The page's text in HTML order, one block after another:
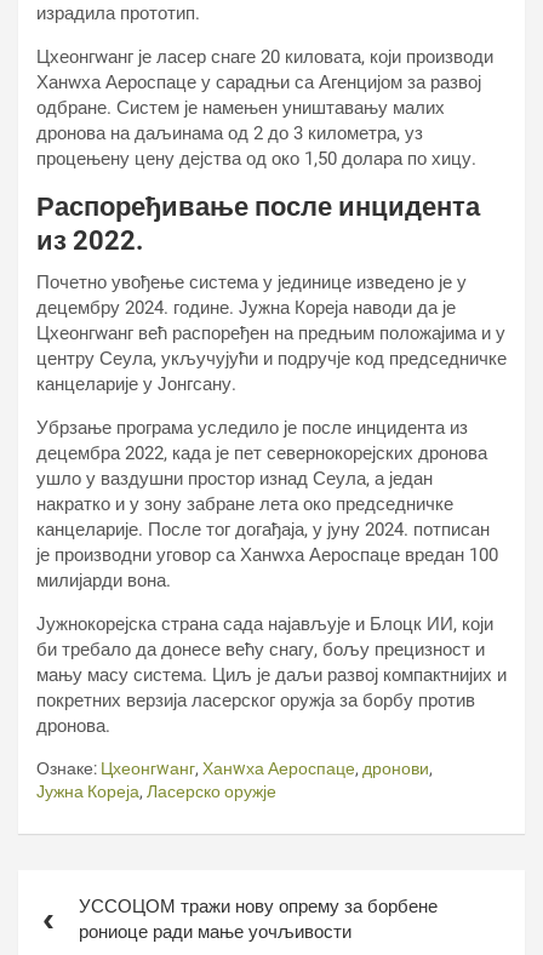
израдила прототип.
Цхеонгwанг је ласер снаге 20 киловата, који производи
Ханwха Аероспаце у сарадњи са Агенцијом за развој
одбране. Систем је намењен уништавању малих
дронова на даљинама од 2 до 3 километра, уз
процењену цену дејства од око 1,50 долара по хицу.
Распоређивање после инцидента
из 2022.
Почетно увођење система у јединице изведено је у
децембру 2024. године. Јужна Кореја наводи да је
Цхеонгwанг већ распоређен на предњим положајима и у
центру Сеула, укључујући и подручје код председничке
канцеларије у Јонгсану.
Убрзање програма уследило је после инцидента из
децембра 2022, када је пет севернокорејских дронова
ушло у ваздушни простор изнад Сеула, а један
накратко и у зону забране лета око председничке
канцеларије. После тог догађаја, у јуну 2024. потписан
је производни уговор са Ханwха Аероспаце вредан 100
милијарди вона.
Јужнокорејска страна сада најављује и Блоцк ИИ, који
би требало да донесе већу снагу, бољу прецизност и
мању масу система. Циљ је даљи развој компактнијих и
покретних верзија ласерског оружја за борбу против
дронова.
Ознаке: Цхеонгwанг, Ханwха Аероспаце, дронови,
Јужна Кореја, Ласерско оружје
чланкаУССОЦОМ тражи нову опрему за борбене
рониоце ради мање уочљивости